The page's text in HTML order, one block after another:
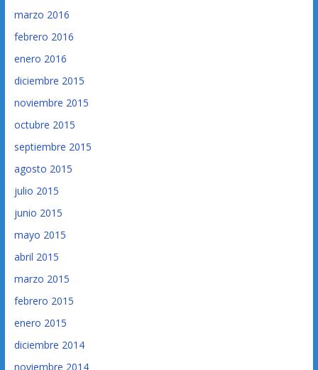
marzo 2016
febrero 2016
enero 2016
diciembre 2015
noviembre 2015
octubre 2015
septiembre 2015
agosto 2015
julio 2015
junio 2015
mayo 2015
abril 2015
marzo 2015
febrero 2015
enero 2015
diciembre 2014
noviembre 2014